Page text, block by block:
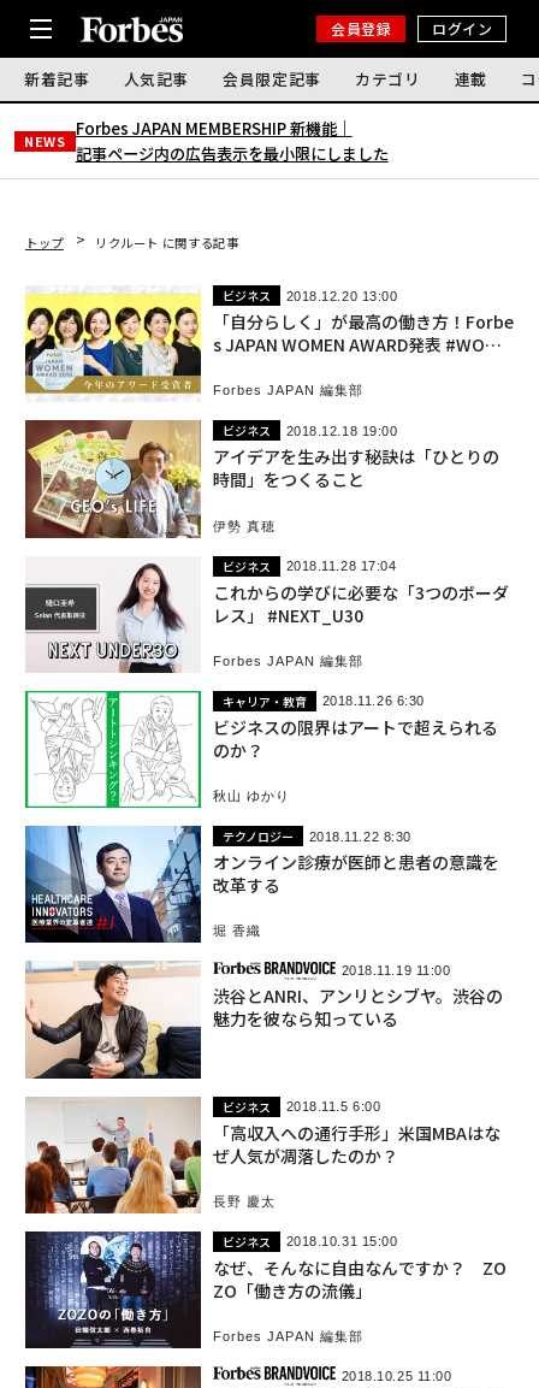
会員登録 ログイン
新着記事 人気記事 会員限定記事 カテゴリ 連載
NEWS
Forbes JAPAN MEMBERSHIP 新機能｜
記事ページ内の広告表示を最小限にしました
トップ リクルート に関する記事
ビジネス 2018.12.20 13:00
「自分らしく」が最高の働き方！Forbe
s JAPAN WOMEN AWARD発表 #WOME
Forbes JAPAN 編集部
ビジネス 2018.12.18 19:00
アイデアを生み出す秘訣は「ひとりの
時間」をつくること
伊勢 真穂
ビジネス 2018.11.28 17:04
これからの学びに必要な「3つのボーダ
レス」 #NEXT_U30
Forbes JAPAN 編集部
キャリア・教育 2018.11.26 6:30
ビジネスの限界はアートで超えられる
のか？
秋山 ゆかり
テクノロジー 2018.11.22 8:30
オンライン診療が医師と患者の意識を
改革する
堀 香織
2018.11.19 11:00
渋谷とANRI、アンリとシブヤ。渋谷の
魅力を彼なら知っている
ビジネス 2018.11.5 6:00
「高収入への通行手形」米国MBAはな
ぜ人気が凋落したのか？
長野 慶太
ビジネス 2018.10.31 15:00
なぜ、そんなに自由なんですか？ ZO
ZO「働き方の流儀」
Forbes JAPAN 編集部
2018.10.25 11:00